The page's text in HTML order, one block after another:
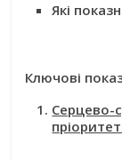
Які
Ключові
Серцево-